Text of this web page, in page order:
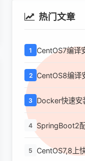
热门文章
1
CentOS7编译
编译问题
2 CentOS8编译
3
Docker快速安
4 SpringBoot2
级功能
5 CentOS7,8上